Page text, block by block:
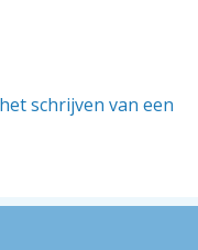
schrijven van een